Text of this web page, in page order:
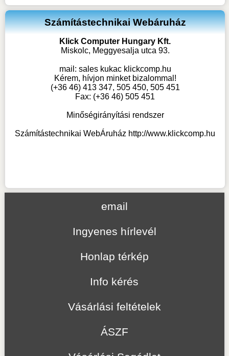
Számítástechnikai Webáruház
Klick Computer Hungary Kft.
Miskolc, Meggyesalja utca 93.
mail: sales kukac klickcomp.hu
Kérem, hívjon minket bizalommal!
(+36 46) 413 347, 505 450, 505 451
Fax: (+36 46) 505 451
Minőségirányítási rendszer
Számítástechnikai WebÁruház http://www.klickcomp.hu
email
Ingyenes hírlevél
Honlap térkép
Info kérés
Vásárlási feltételek
ÁSZF